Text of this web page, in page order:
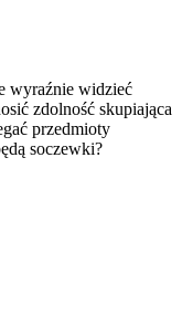
wyraźnie widzieć
zdolność skupiająca
przedmioty
soczewki?